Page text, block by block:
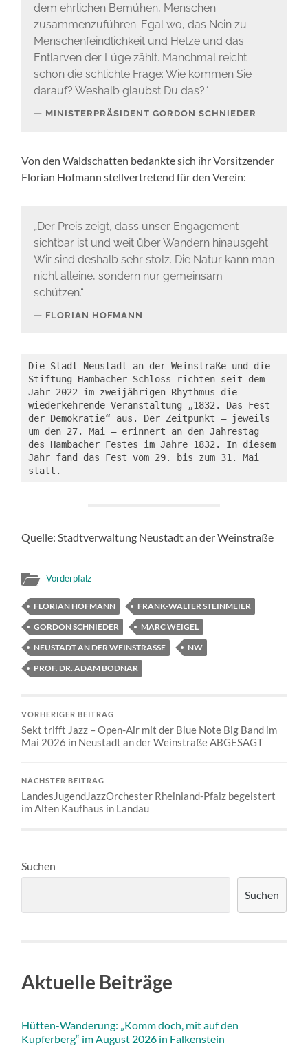
dem ehrlichen Bemühen, Menschen
zusammenzuführen. Egal wo, das Nein zu
Menschenfeindlichkeit und Hetze und das
Entlarven der Lüge zählt. Manchmal reicht
schon die schlichte Frage: Wie kommen Sie
darauf? Weshalb glaubst Du das?“.
MINISTERPRÄSIDENT GORDON SCHNIEDER
Von den Waldschatten bedankte sich ihr Vorsitzender
Florian Hofmann stellvertretend für den Verein:
„Der Preis zeigt, dass unser Engagement
sichtbar ist und weit über Wandern hinausgeht.
Wir sind deshalb sehr stolz. Die Natur kann man
nicht alleine, sondern nur gemeinsam
schützen.“
FLORIAN HOFMANN
Die Stadt Neustadt an der Weinstraße und die
Stiftung Hambacher Schloss richten seit dem
Jahr 2022 im zweijährigen Rhythmus die
wiederkehrende Veranstaltung „1832. Das Fest
der Demokratie“ aus. Der Zeitpunkt – jeweils
um den 27. Mai – erinnert an den Jahrestag
des Hambacher Festes im Jahre 1832. In diesem
Jahr fand das Fest vom 29. bis zum 31. Mai
statt.
Quelle: Stadtverwaltung Neustadt an der Weinstraße
Vorderpfalz
FLORIAN HOFMANN
FRANK-WALTER STEINMEIER
GORDON SCHNIEDER
MARC WEIGEL
NEUSTADT AN DER WEINSTRASSE
NW
PROF. DR. ADAM BODNAR
VORHERIGER BEITRAG
Sekt trifft Jazz – Open-Air mit der Blue Note Big Band im
Mai 2026 in Neustadt an der Weinstraße ABGESAGT
NÄCHSTER BEITRAG
LandesJugendJazzOrchester Rheinland-Pfalz begeistert
im Alten Kaufhaus in Landau
Suchen
Suchen
Aktuelle Beiträge
Hütten-Wanderung: „Komm doch, mit auf den
Kupferberg“ im August 2026 in Falkenstein